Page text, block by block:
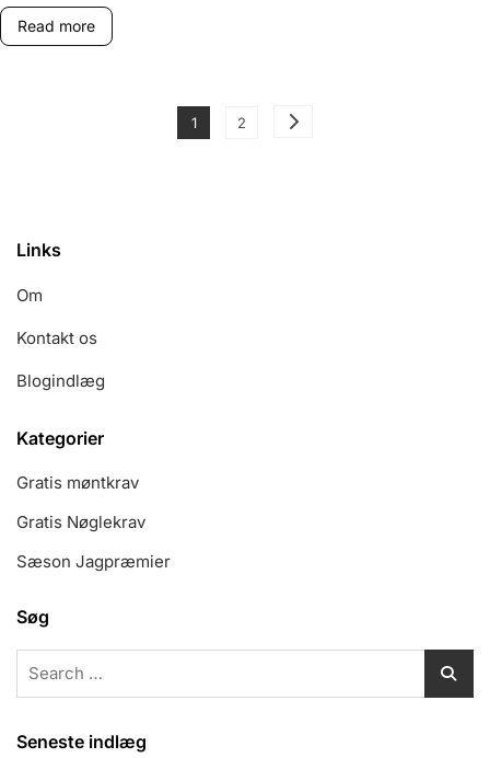
Read more
Posts
Page
1 Page
2
Links
Om
Kontakt os
Blogindlæg
Kategorier
Gratis møntkrav
Gratis Nøglekrav
Sæson Jagpræmier
Søg
Seneste indlæg